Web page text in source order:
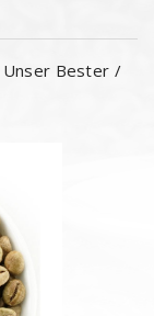
Unser Bester /